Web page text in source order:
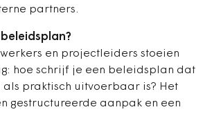
partners.
en projectleiders stoeien
hoe schrijf je een beleidsplan dat
als praktisch uitvoerbaar is? Het
gestructureerde aanpak en een